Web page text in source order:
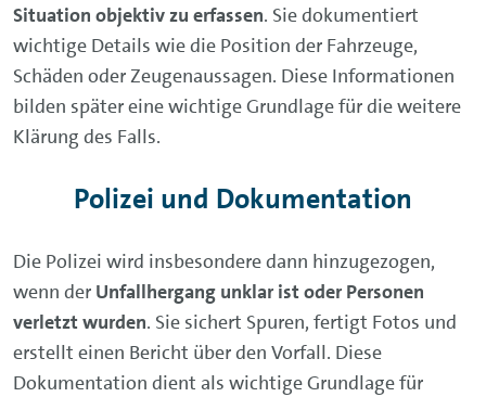
Situation objektiv zu erfassen. Sie dokumentiert
wichtige Details wie die Position der Fahrzeuge,
Schäden oder Zeugenaussagen. Diese Informationen
bilden später eine wichtige Grundlage für die weitere
Klärung des Falls.
Polizei und Dokumentation
Die Polizei wird insbesondere dann hinzugezogen,
wenn der Unfallhergang unklar ist oder Personen
verletzt wurden. Sie sichert Spuren, fertigt Fotos und
erstellt einen Bericht über den Vorfall. Diese
Dokumentation dient als wichtige Grundlage für